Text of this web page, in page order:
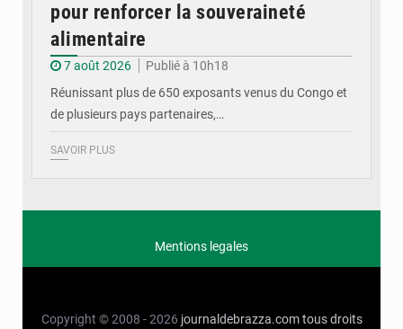
pour renforcer la souveraineté
alimentaire
7 août 2026
Publié à 10h18
Réunissant plus de 650 exposants venus du Congo et
de plusieurs pays partenaires,…
SAVOIR PLUS
Mentions legales
Copyright © 2008 - 2026 journaldebrazza.com tous droits